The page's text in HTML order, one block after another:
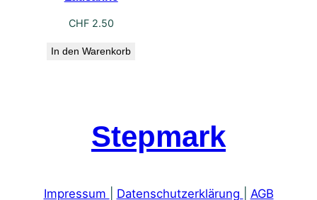
CHF2.50
In den Warenkorb
Stepmark
Impressum Datenschutzerklärung AGB